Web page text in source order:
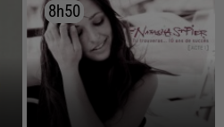
8h50
8h50